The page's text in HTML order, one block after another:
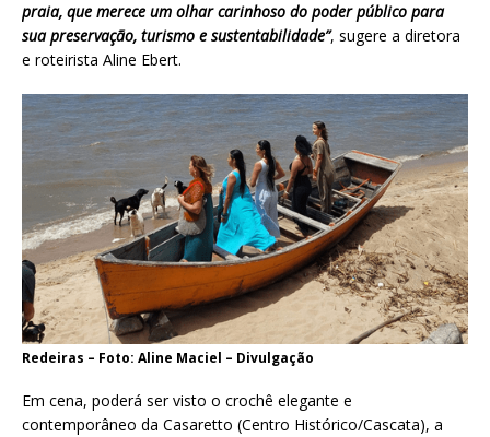
praia, que merece um olhar carinhoso do poder público para
sua preservação, turismo e sustentabilidade”, sugere a diretora
e roteirista Aline Ebert.
Redeiras – Foto: Aline Maciel – Divulgação
Em cena, poderá ser visto o crochê elegante e
contemporâneo da Casaretto (Centro Histórico/Cascata), a